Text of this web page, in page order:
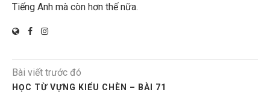
Tiếng Anh mà còn hơn thế nữa.
Bài viết trước đó
HỌC TỪ VỰNG KIỂU CHÈN – BÀI 71